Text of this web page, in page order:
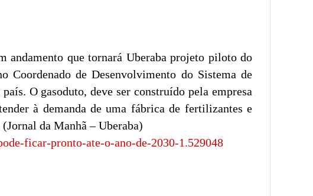
andamento que tornará Uberaba projeto piloto do
de Desenvolvimento do Sistema de
O gasoduto, deve ser construído pela empresa
à demanda de uma fábrica de fertilizantes e
da Manhã – Uberaba)
ficar-pronto-ate-o-ano-de-2030-1.529048